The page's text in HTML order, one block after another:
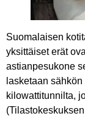
Suomalaisen
yksittäiset erät
astianpesukone
lasketaan
kilowattitunnilta,